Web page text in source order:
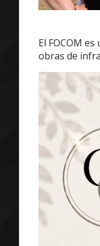
El FOCOM
obras de